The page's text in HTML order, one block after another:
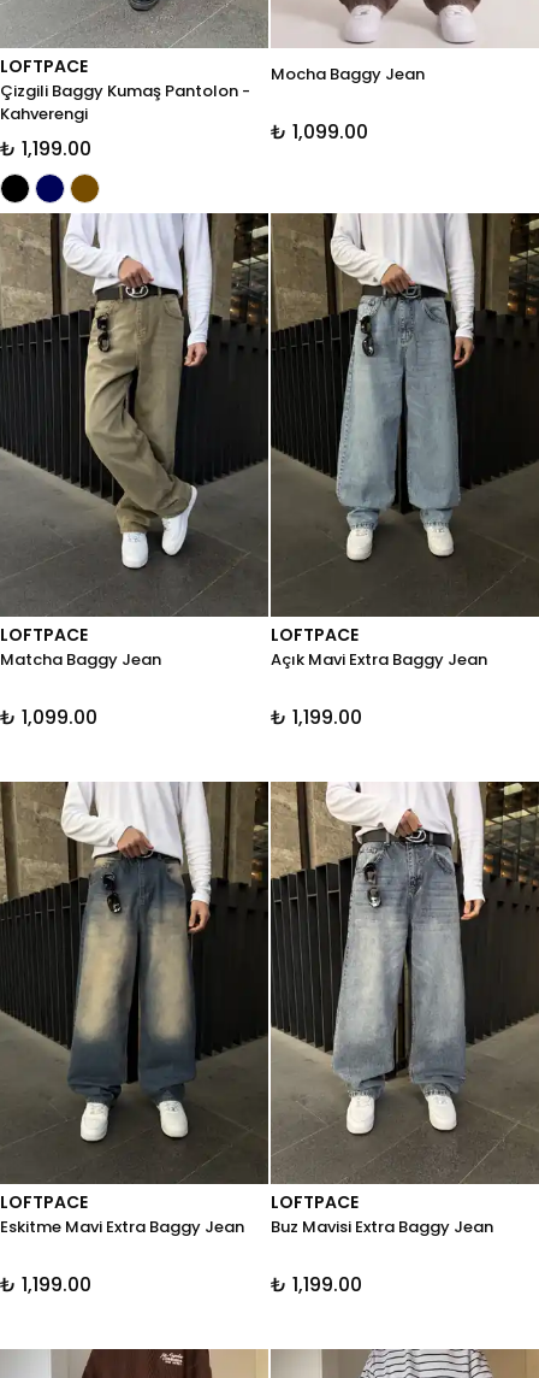
LOFTPACE
Çizgili Baggy Kumaş Pantolon -
Kahverengi
₺ 1,199.00
Mocha Baggy Jean
₺ 1,099.00
LOFTPACE
Matcha Baggy Jean
₺ 1,099.00
LOFTPACE
Açık Mavi Extra Baggy Jean
₺ 1,199.00
LOFTPACE
Eskitme Mavi Extra Baggy Jean
₺ 1,199.00
LOFTPACE
Buz Mavisi Extra Baggy Jean
₺ 1,199.00